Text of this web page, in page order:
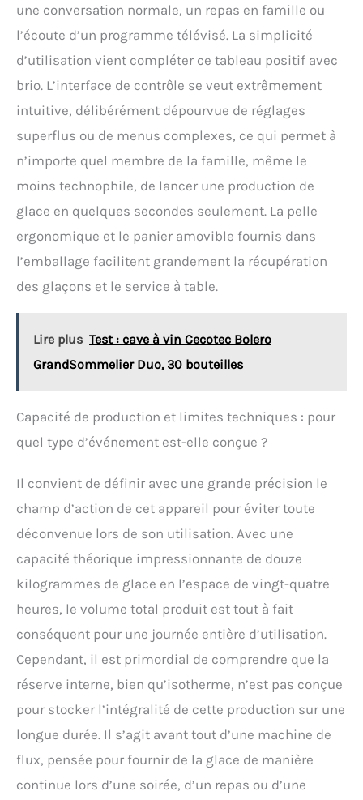
une conversation normale, un repas en famille ou
l’écoute d’un programme télévisé. La simplicité
d’utilisation vient compléter ce tableau positif avec
brio. L’interface de contrôle se veut extrêmement
intuitive, délibérément dépourvue de réglages
superflus ou de menus complexes, ce qui permet à
n’importe quel membre de la famille, même le
moins technophile, de lancer une production de
glace en quelques secondes seulement. La pelle
ergonomique et le panier amovible fournis dans
l’emballage facilitent grandement la récupération
des glaçons et le service à table.
Lire plus Test : cave à vin Cecotec Bolero
GrandSommelier Duo, 30 bouteilles
Capacité de production et limites techniques : pour
quel type d’événement est-elle conçue ?
Il convient de définir avec une grande précision le
champ d’action de cet appareil pour éviter toute
déconvenue lors de son utilisation. Avec une
capacité théorique impressionnante de douze
kilogrammes de glace en l’espace de vingt-quatre
heures, le volume total produit est tout à fait
conséquent pour une journée entière d’utilisation.
Cependant, il est primordial de comprendre que la
réserve interne, bien qu’isotherme, n’est pas conçue
pour stocker l’intégralité de cette production sur une
longue durée. Il s’agit avant tout d’une machine de
flux, pensée pour fournir de la glace de manière
continue lors d’une soirée, d’un repas ou d’une